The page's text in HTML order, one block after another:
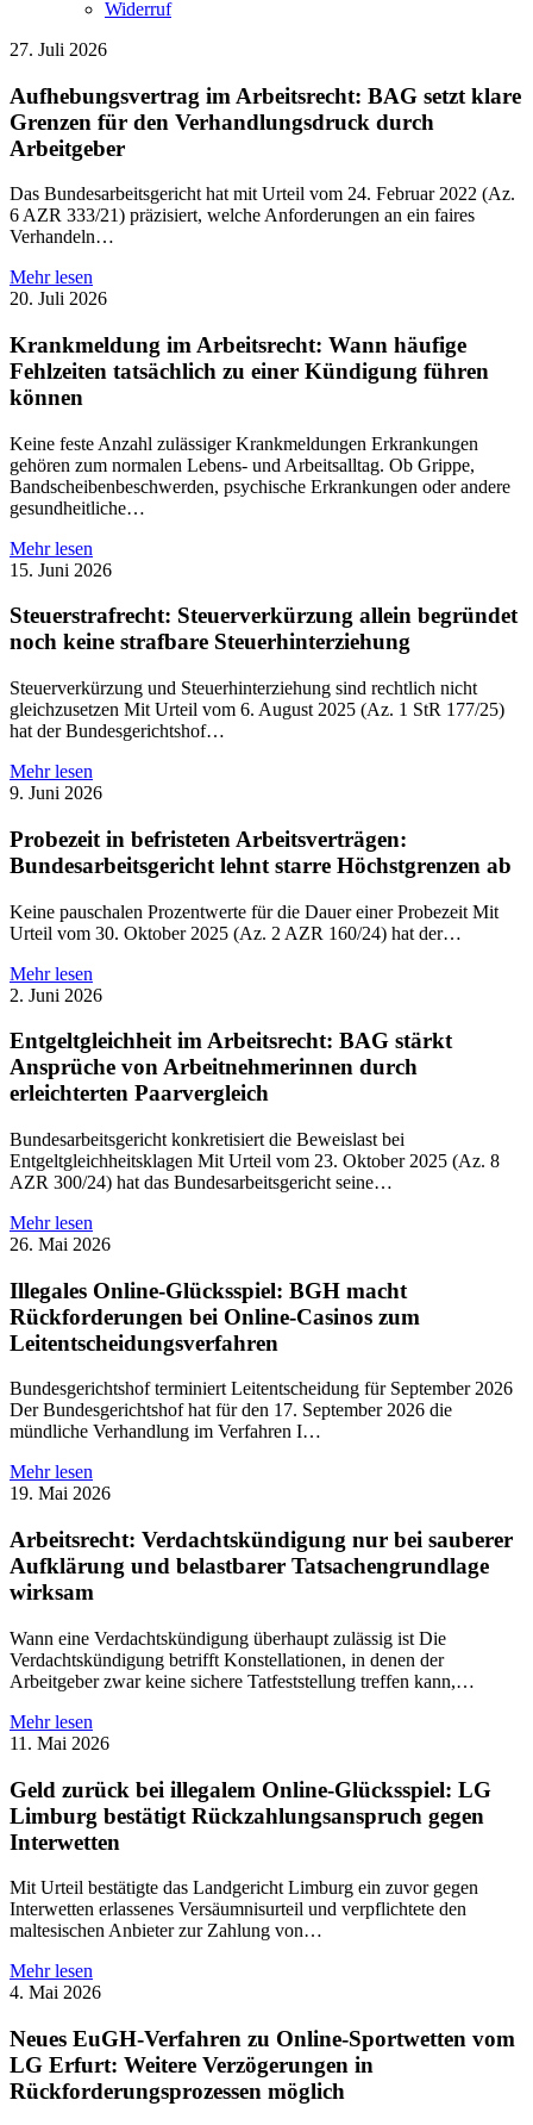
Widerruf
27. Juli 2026
Aufhebungsvertrag im Arbeitsrecht: BAG setzt klare
Grenzen für den Verhandlungsdruck durch
Arbeitgeber
Das Bundesarbeitsgericht hat mit Urteil vom 24. Februar 2022 (Az.
6 AZR 333/21) präzisiert, welche Anforderungen an ein faires
Verhandeln…
Mehr lesen
20. Juli 2026
Krankmeldung im Arbeitsrecht: Wann häufige
Fehlzeiten tatsächlich zu einer Kündigung führen
können
Keine feste Anzahl zulässiger Krankmeldungen Erkrankungen
gehören zum normalen Lebens- und Arbeitsalltag. Ob Grippe,
Bandscheibenbeschwerden, psychische Erkrankungen oder andere
gesundheitliche…
Mehr lesen
15. Juni 2026
Steuerstrafrecht: Steuerverkürzung allein begründet
noch keine strafbare Steuerhinterziehung
Steuerverkürzung und Steuerhinterziehung sind rechtlich nicht
gleichzusetzen Mit Urteil vom 6. August 2025 (Az. 1 StR 177/25)
hat der Bundesgerichtshof…
Mehr lesen
9. Juni 2026
Probezeit in befristeten Arbeitsverträgen:
Bundesarbeitsgericht lehnt starre Höchstgrenzen ab
Keine pauschalen Prozentwerte für die Dauer einer Probezeit Mit
Urteil vom 30. Oktober 2025 (Az. 2 AZR 160/24) hat der…
Mehr lesen
2. Juni 2026
Entgeltgleichheit im Arbeitsrecht: BAG stärkt
Ansprüche von Arbeitnehmerinnen durch
erleichterten Paarvergleich
Bundesarbeitsgericht konkretisiert die Beweislast bei
Entgeltgleichheitsklagen Mit Urteil vom 23. Oktober 2025 (Az. 8
AZR 300/24) hat das Bundesarbeitsgericht seine…
Mehr lesen
26. Mai 2026
Illegales Online-Glücksspiel: BGH macht
Rückforderungen bei Online-Casinos zum
Leitentscheidungsverfahren
Bundesgerichtshof terminiert Leitentscheidung für September 2026
Der Bundesgerichtshof hat für den 17. September 2026 die
mündliche Verhandlung im Verfahren I…
Mehr lesen
19. Mai 2026
Arbeitsrecht: Verdachtskündigung nur bei sauberer
Aufklärung und belastbarer Tatsachengrundlage
wirksam
Wann eine Verdachtskündigung überhaupt zulässig ist Die
Verdachtskündigung betrifft Konstellationen, in denen der
Arbeitgeber zwar keine sichere Tatfeststellung treffen kann,…
Mehr lesen
11. Mai 2026
Geld zurück bei illegalem Online-Glücksspiel: LG
Limburg bestätigt Rückzahlungsanspruch gegen
Interwetten
Mit Urteil bestätigte das Landgericht Limburg ein zuvor gegen
Interwetten erlassenes Versäumnisurteil und verpflichtete den
maltesischen Anbieter zur Zahlung von…
Mehr lesen
4. Mai 2026
Neues EuGH-Verfahren zu Online-Sportwetten vom
LG Erfurt: Weitere Verzögerungen in
Rückforderungsprozessen möglich